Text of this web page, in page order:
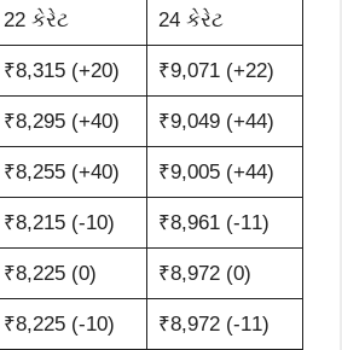
22 કેરેટ 24 કેરેટ
₹8,315 (+20) ₹9,071 (+22)
₹8,295 (+40) ₹9,049 (+44)
₹8,255 (+40) ₹9,005 (+44)
₹8,215 (-10) ₹8,961 (-11)
₹8,225 (0) ₹8,972 (0)
₹8,225 (-10) ₹8,972 (-11)